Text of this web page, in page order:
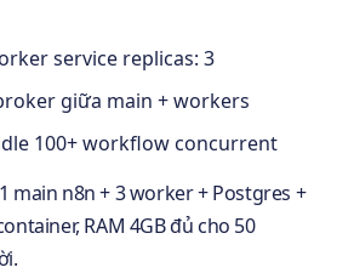
service replicas: 3
giữa main + workers
100+ workflow concurrent
main n8n + 3 worker + Postgres +
RAM 4GB đủ cho 50